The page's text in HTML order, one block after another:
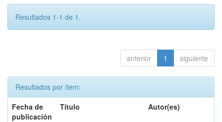
Resultados 1-1 de 1.
anterior 1 siguiente
Resultados por ítem:
Fecha de
publicación
Título Autor(es)